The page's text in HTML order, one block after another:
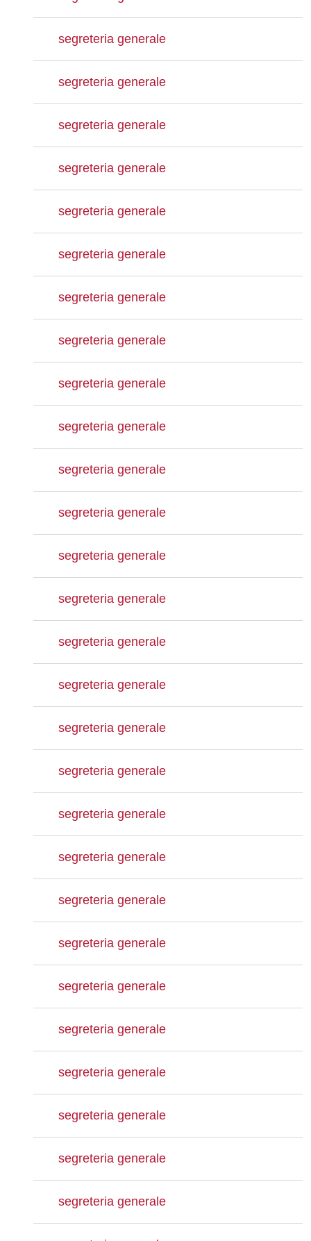
segreteria generale
segreteria generale
segreteria generale
segreteria generale
segreteria generale
segreteria generale
segreteria generale
segreteria generale
segreteria generale
segreteria generale
segreteria generale
segreteria generale
segreteria generale
segreteria generale
segreteria generale
segreteria generale
segreteria generale
segreteria generale
segreteria generale
segreteria generale
segreteria generale
segreteria generale
segreteria generale
segreteria generale
segreteria generale
segreteria generale
segreteria generale
segreteria generale